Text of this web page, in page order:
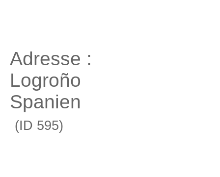
Adresse :
Logroño
Spanien
(ID 595)